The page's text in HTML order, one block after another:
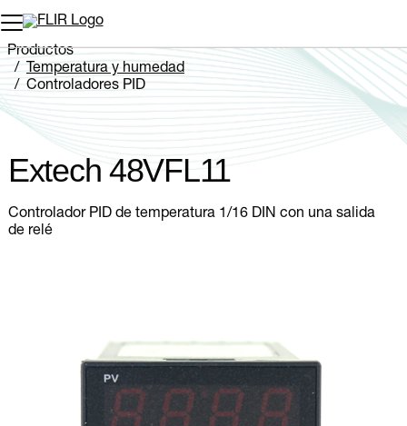
Productos
Temperatura y humedad
Controladores PID
Extech 48VFL11
Extech 48VFL11
Controlador PID de temperatura 1/16 DIN con una salida
de relé